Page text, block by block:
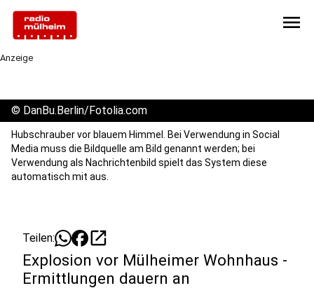
menu
Anzeige
© DanBu.Berlin/Fotolia.com
Hubschrauber vor blauem Himmel. Bei Verwendung in Social
Media muss die Bildquelle am Bild genannt werden; bei
Verwendung als Nachrichtenbild spielt das System diese
automatisch mit aus.
Teilen: open_in_new
Explosion vor Mülheimer Wohnhaus -
Ermittlungen dauern an